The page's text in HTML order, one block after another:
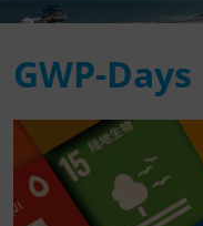
GWP-Days